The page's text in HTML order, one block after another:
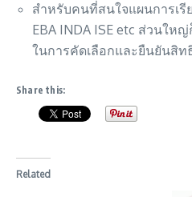
สำหรับคนที่สนใจแผนการเรี
EBA INDA ISE etc ส่วนให
ในการคัดเลือกและยืนยันสิท
Share this:
Related